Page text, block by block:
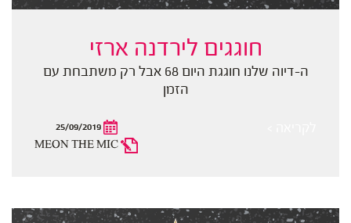
חוגגים לירדנה ארזי
ה-דיוה שלנו חוגגת היום 68 אבל רק משתבחת עם
הזמן
25/09/2019
MEON THE MIC